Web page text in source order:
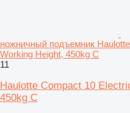
ножничный подъемник
Working Height, 450kg C
11
Haulotte Compact 10
450kg C